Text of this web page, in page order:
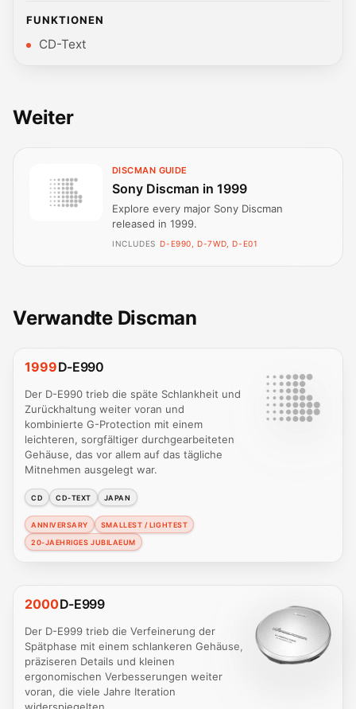
FUNKTIONEN
CD-Text
Weiter
DISCMAN GUIDE
Sony Discman in 1999
Explore every major Sony Discman
released in 1999.
INCLUDES D-E990, D-7WD, D-E01
Verwandte Discman
1999D-E990
Der D-E990 trieb die späte Schlankheit und
Zurückhaltung weiter voran und
kombinierte G-Protection mit einem
leichteren, sorgfältiger durchgearbeiteten
Gehäuse, das vor allem auf das tägliche
Mitnehmen ausgelegt war.
CD CD-TEXT JAPAN
ANNIVERSARY
SMALLEST / LIGHTEST
20-JAEHRIGES JUBILAEUM
2000D-E999
Der D-E999 trieb die Verfeinerung der
Spätphase mit einem schlankeren Gehäuse,
präziseren Details und kleinen
ergonomischen Verbesserungen weiter
voran, die viele Jahre Iteration